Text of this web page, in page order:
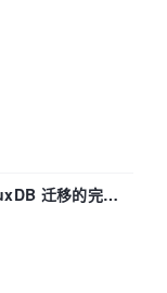
迁移的完整